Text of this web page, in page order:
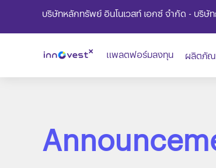
บริษัทหลักทรัพย์ อินโนเวสท์ เอกซ์ จำกัด - บริษั
แพลตฟอร์มลงทุน ผลิตภั